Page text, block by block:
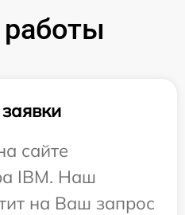
сайте
IBM. Наш
на Ваш запрос